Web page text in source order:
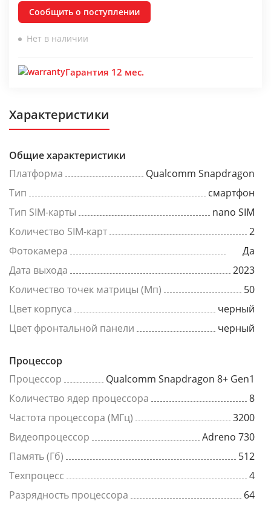
Сообщить о поступлении
Нет в наличии
Гарантия 12 мес.
Характеристики
Общие характеристики
Платформа
Qualcomm Snapdragon
Тип
смартфон
Тип SIM-карты
nano SIM
Количество SIM-карт
2
Фотокамера
Да
Дата выхода
2023
Количество точек матрицы (Мп)
50
Цвет корпуса
черный
Цвет фронтальной панели
черный
Процессор
Процессор
Qualcomm Snapdragon 8+ Gen1
Количество ядер процессора
8
Частота процессора (МГц)
3200
Видеопроцессор
Adreno 730
Память (Гб)
512
Техпроцесс
4
Разрядность процессора
64